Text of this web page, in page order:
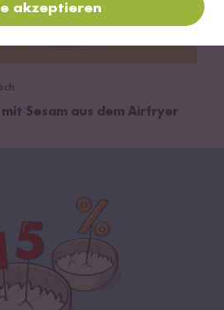
Sesam aus dem Airfryer
akzeptieren